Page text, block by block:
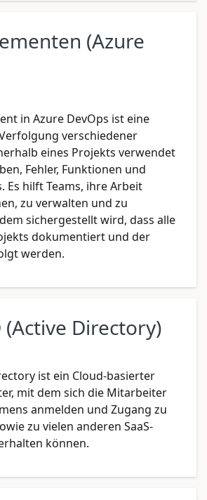
(Azure
in Azure DevOps ist eine
verschiedener
eines Projekts verwendet
Fehler, Funktionen und
Es hilft Teams, ihre Arbeit
zu verwalten und zu
sichergestellt wird, dass alle
dokumentiert und der
werden.
(Active Directory)
ist ein Cloud-basierter
mit dem sich die Mitarbeiter
anmelden und Zugang zu
zu vielen anderen SaaS-
können.